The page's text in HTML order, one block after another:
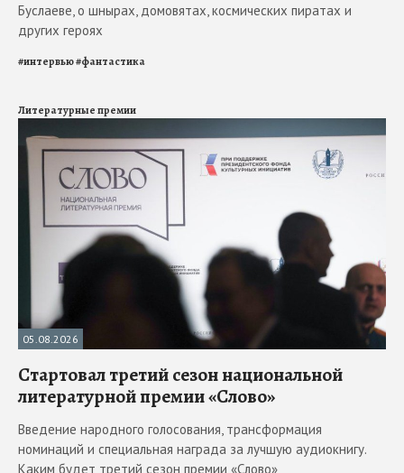
Буслаеве, о шнырах, домовятах, космических пиратах и
других героях
#интервью#фантастика
Литературные премии
05.08.2026
Стартовал третий сезон национальной
литературной премии «Слово»
Введение народного голосования, трансформация
номинаций и специальная награда за лучшую аудиокнигу.
Каким будет третий сезон премии «Слово»